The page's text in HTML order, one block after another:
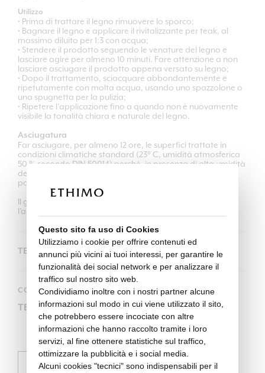
Utilizzo
• Prima di trattare il legno rimuovere lo sporco;
• Bagnare il legno e applicare il rivitalizzante per teak, al
massimo diluito per 1:3 con acqua;
• Stendere il prodotto seguendo le venature del legno e
lasciare agire per almeno 10 minuti. Fare attenzione a non
lasciare asciugare il prodotto appena versato su legno;
• Dopo il trattamento, sciacquare abbondantemente e
ripetutamente con molta acqua, usando uno spazzolone o
una spugnetta per la pulizia;
• Ripetere l’applicazione fino a quando non è nuovamente
visibile la tonalità chiara e naturale del legno.
Asciugatura
Far asciugare, per almeno 12 ore, le superfici trattate in
condizioni climatiche standard (23° C, umidità atmosferica
50 % secondo DIN 50014) perchè, in presenza di alta umidità
dell'aria o temperature troppo basse, l’essiccazione
potrebbe richiedere più tempo.
Il giorno successivo al trattamento, è consigliata
l'applicazione dell'
TEAK CLEANER
CODICE
TEAKCL1L
acquistare
RICHIEDI INFORMAZIONI
Questo sito fa uso di Cookies
Utilizziamo i cookie per offrire contenuti ed
annunci più vicini ai tuoi interessi, per garantire le
funzionalità dei social network e per analizzare il
traffico sul nostro sito web.
Condividiamo inoltre con i nostri partner alcune
informazioni sul modo in cui viene utilizzato il sito,
che potrebbero essere incociate con altre
informazioni che hanno raccolto tramite i loro
servizi, al fine ottenere statistiche sul traffico,
ottimizzare la pubblicità e i social media.
Alcuni cookies "tecnici" sono indispensabili per il